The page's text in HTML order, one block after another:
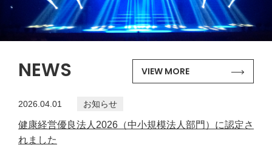
NEWS VIEW MORE
2026.04.01 お知らせ
浜松市ワーク・ライフ・バランス等推進事業所 更新
2026.04.01 お知らせ
健康経営優良法人2026（中小規模法人部門）に認定さ
れました